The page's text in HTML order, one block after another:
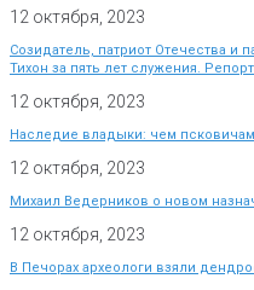
12 октября, 2023
Созидатель, патриот Отечества и
Тихон за пять лет служения.
12 октября, 2023
Наследие владыки: чем
12 октября, 2023
Михаил Ведерников о новом
12 октября, 2023
В Печорах археологи взяли